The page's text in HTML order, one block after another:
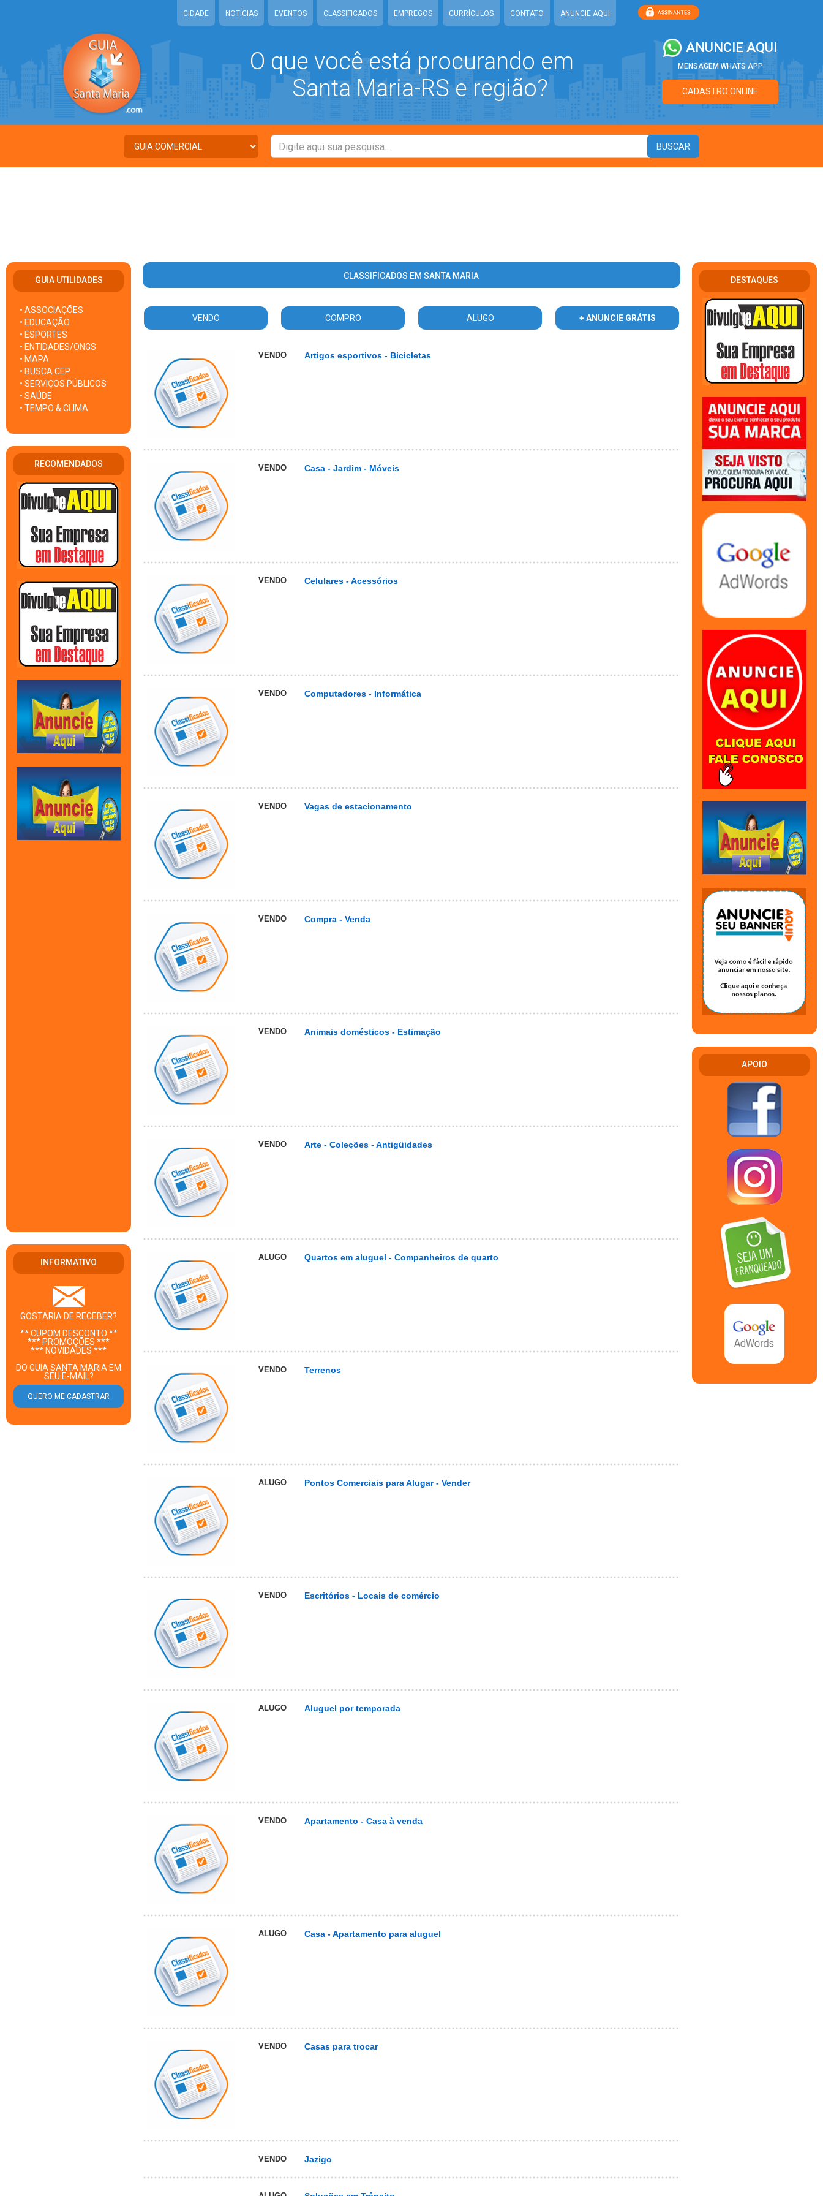
CIDADE NOTÍCIAS EVENTOS CLASSIFICADOS EMPREGOS CURRÍCULOS CONTATO ANUNCIE AQUI
O que você está procurando em
Santa Maria-RS e região?
ANUNCIE AQUI
MENSAGEM WHATS APP
CADASTRO ONLINE
GUIA UTILIDADES
• ASSOCIAÇÕES
• EDUCAÇÃO
• ESPORTES
• ENTIDADES/ONGS
• MAPA
• BUSCA CEP
• SERVIÇOS PÚBLICOS
• SAÚDE
• TEMPO & CLIMA
RECOMENDADOS
INFORMATIVO
GOSTARIA DE RECEBER?
** CUPOM DESCONTO **
*** PROMOÇÕES ***
*** NOVIDADES ***
DO GUIA SANTA MARIA EM
SEU E-MAIL?
CLASSIFICADOS EM SANTA MARIA
VENDO COMPRO ALUGO + ANUNCIE GRÁTIS
VENDO Artigos esportivos - Bicicletas
VENDO Casa - Jardim - Móveis
VENDO Celulares - Acessórios
VENDO Computadores - Informática
VENDO Vagas de estacionamento
VENDO Compra - Venda
VENDO Animais domésticos - Estimação
VENDO Arte - Coleções - Antigüidades
ALUGO Quartos em aluguel - Companheiros de quarto
VENDO Terrenos
ALUGO Pontos Comerciais para Alugar - Vender
VENDO Escritórios - Locais de comércio
ALUGO Aluguel por temporada
VENDO Apartamento - Casa à venda
ALUGO Casa - Apartamento para aluguel
VENDO Casas para trocar
VENDO Jazigo
DESTAQUES
APOIO